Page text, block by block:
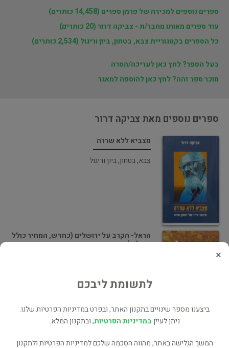
ספרים נוספים למכירה של פרמן ספרים (14,458 כותרים)
עוד ספרים מאותו מחבר/ת - צביקה דרור (20 כותרים)
כל הספרים בקטגוריית צבא, בטחון, ביון וריגול (2,534 כותרים)
בעל הספר? לחץ כאן לעריכה/הסרה
מוכר ספר זהה? לחץ כאן להוספה למאגר
ספרים נוספים מאת צביקה דרור
מצביא ללא שררה
צבא, בטחון, ביון וריגול
הראל- הקרב על ירושלים (כחדש, המחיר כולל
משלוח)
×
לתשומת ליבכם
ביצענו מספר שינויים בתקנון האתר, ובפרט במדיניות הפרטיות שלנו.
ניתן לעייןבמדיניות הפרטיות, ובתקנון המלא.
המשך הגלישה באתר, מהווה הסכמה שלכם למדיניות הפרטיות ולתקנון